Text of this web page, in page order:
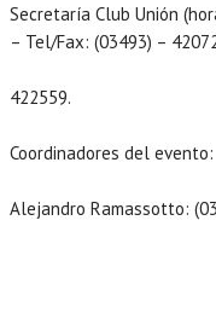
Secretaría Club Unión
– Tel/Fax: (03493) –
422559.
Coordinadores del evento:
Alejandro Ramassotto: